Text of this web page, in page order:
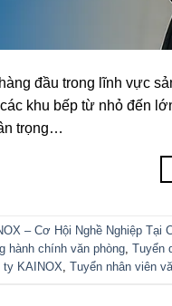
đầu trong lĩnh vực
khu bếp từ nhỏ đến
trọng…
– Cơ Hội Nghề Nghiệp Tại
hành chính văn phòng, Tuyển
ty KAINOX, Tuyển nhân viên